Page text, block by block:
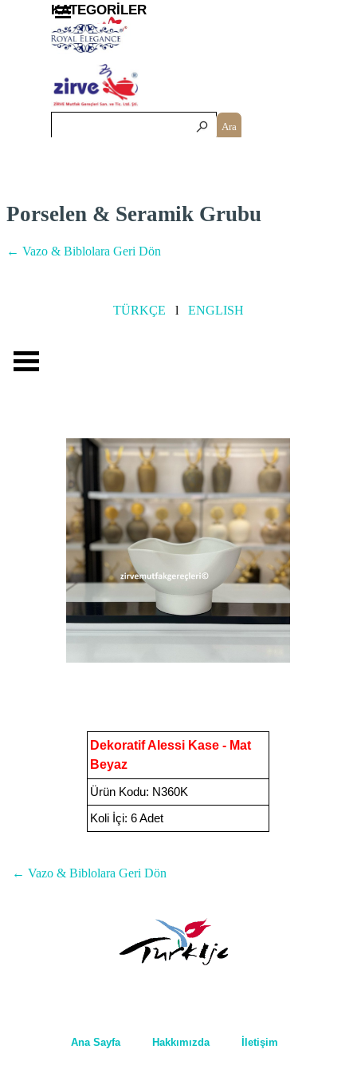
Menüyü atla
Ara
KATEGORİLER
Porselen & Seramik Grubu
← Vazo & Biblolara Geri Dön
TÜRKÇE l ENGLISH
Dekoratif Alessi Kase - Mat
Beyaz
Ürün Kodu: N360K
Koli İçi: 6 Adet
← Vazo & Biblolara Geri Dön
Ana Sayfa Hakkımızda İletişim